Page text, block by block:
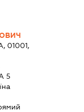
01001,
5